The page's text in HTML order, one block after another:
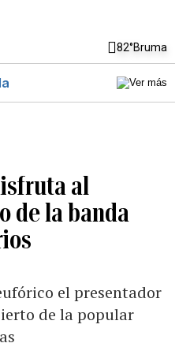
82°Bruma
al
de la banda
el presentador
de la popular